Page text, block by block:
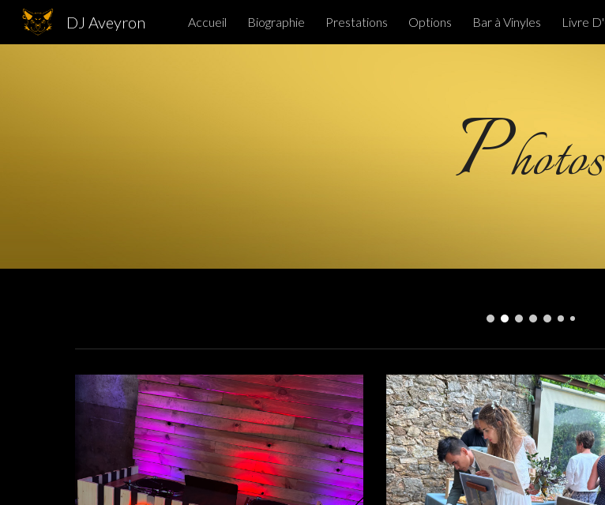
Skip to main content
DJ Aveyron Accueil Biographie Prestations Options Bar à Vinyles Livre
Photos